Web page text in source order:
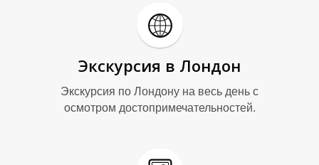
Экскурсия в Лондон
Экскурсия по Лондону на весь день с
осмотром достопримечательностей.